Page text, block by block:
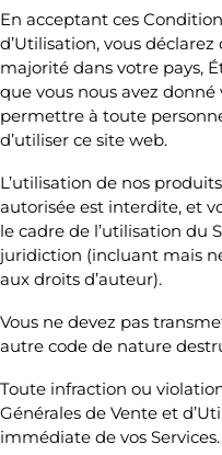
En acceptant ces
d’Utilisation, vous
majorité dans votre pays,
que vous nous avez
permettre à toute
d’utiliser ce site web.
L’utilisation de nos
autorisée est interdite, et
le cadre de l’utilisation du
juridiction (incluant mais
aux droits d’auteur).
Vous ne devez pas
autre code de nature
Toute infraction ou
Générales de Vente et
immédiate de vos Services.